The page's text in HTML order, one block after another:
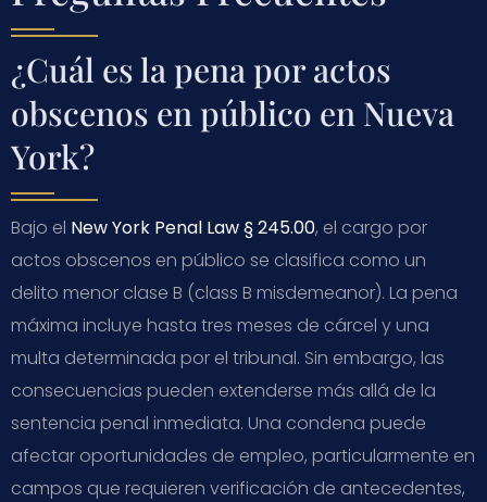
¿Cuál es la pena por actos
obscenos en público en Nueva
York?
Bajo el New York Penal Law § 245.00, el cargo por
actos obscenos en público se clasifica como un
delito menor clase B (class B misdemeanor). La pena
máxima incluye hasta tres meses de cárcel y una
multa determinada por el tribunal. Sin embargo, las
consecuencias pueden extenderse más allá de la
sentencia penal inmediata. Una condena puede
afectar oportunidades de empleo, particularmente en
campos que requieren verificación de antecedentes,